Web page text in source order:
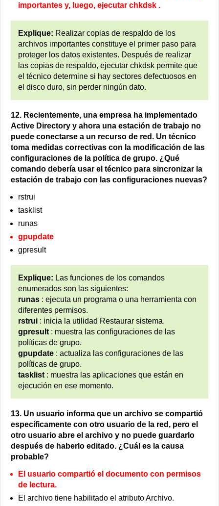
importantes y, luego, ejecutar chkdsk .
Explique: Realizar copias de respaldo de los
archivos importantes constituye el primer paso para
proteger los datos existentes. Después de realizar
las copias de respaldo, ejecutar chkdsk permite que
el técnico determine si hay sectores defectuosos en
el disco duro, sin perder ningún dato.
12. Recientemente, una empresa ha implementado
Active Directory y ahora una estación de trabajo no
puede conectarse a un recurso de red. Un técnico
toma medidas correctivas con la modificación de las
configuraciones de la política de grupo. ¿Qué
comando debería usar el técnico para sincronizar la
estación de trabajo con las configuraciones nuevas?
rstrui
tasklist
runas
gpupdate
gpresult
Explique: Las funciones de los comandos
enumerados son las siguientes:
runas : ejecuta un programa o una herramienta con
diferentes permisos.
rstrui : inicia la utilidad Restaurar sistema.
gpresult : muestra las configuraciones de las
políticas de grupo.
gpupdate : actualiza las configuraciones de las
políticas de grupo.
tasklist : muestra las aplicaciones que están en
ejecución en ese momento.
13. Un usuario informa que un archivo se compartió
específicamente con otro usuario de la red, pero el
otro usuario abre el archivo y no puede guardarlo
después de haberlo editado. ¿Cuál es la causa
probable?
El usuario compartió el documento con permisos
de lectura.
El archivo tiene habilitado el atributo Archivo.